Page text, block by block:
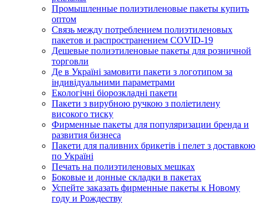
Промышленные полиэтиленовые пакеты купить
оптом
Связь между потреблением полиэтиленовых
пакетов и распространением COVID-19
Дешевые полиэтиленовые пакеты для розничной
торговли
Де в Україні замовити пакети з логотипом за
індивідуальними параметрами
Екологічні біорозкладні пакети
Пакети з вирубною ручкою з поліетилену
високого тиску
Фирменные пакеты для популяризации бренда и
развития бизнеса
Пакети для паливних брикетів і пелет з доставкою
по Україні
Печать на полиэтиленовых мешках
Боковые и донные складки в пакетах
Успейте заказать фирменные пакеты к Новому
году и Рождеству